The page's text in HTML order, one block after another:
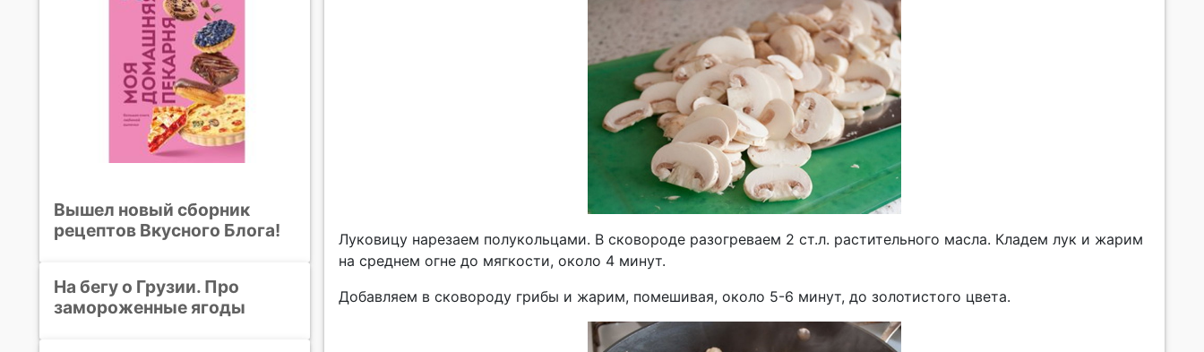
Луковицу нарезаем полукольцами. В сковороде разогреваем 2 ст.л. растительного масла. Кладем лук и жарим
на среднем огне до мягкости, около 4 минут.
Добавляем в сковороду грибы и жарим, помешивая, около 5-6 минут, до золотистого цвета.
Вышел новый сборник
рецептов Вкусного Блога!
На бегу о Грузии. Про
замороженные ягоды